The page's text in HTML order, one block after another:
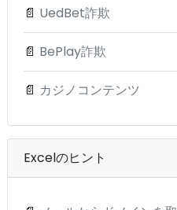
📄 UedBet詐欺
📄 BePlay詐欺
📄 カジノコンテンツ
Excelのヒント